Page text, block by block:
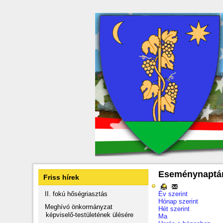
Friss hírek
II. fokú hőségriasztás
Meghívó önkormányzat
képviselő-testületének ülésére
Év szerint
Hónap szerint
Hét szerint
Ma